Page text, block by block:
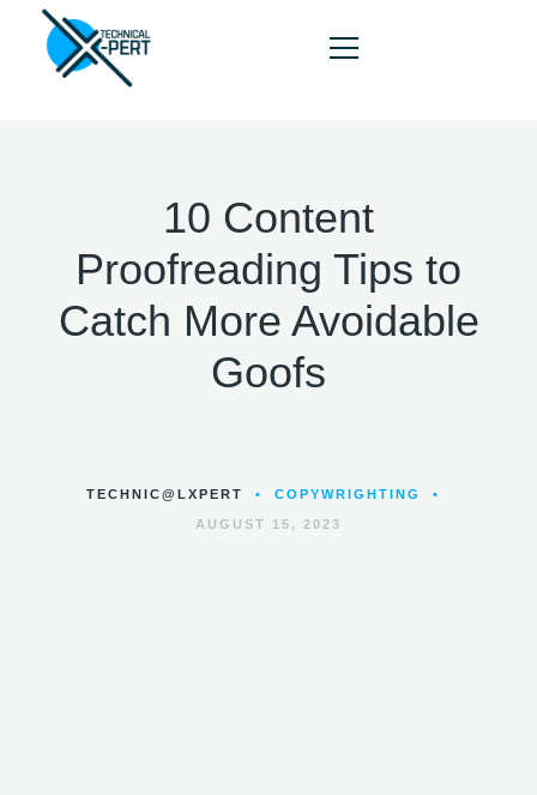
HOME
ABOUT
SERVICES
PORTFOLIO
10 Content
Proofreading Tips to
Catch More Avoidable
Goofs
TECHNIC@LXPERT • COPYWRIGHTING •
AUGUST 15, 2023